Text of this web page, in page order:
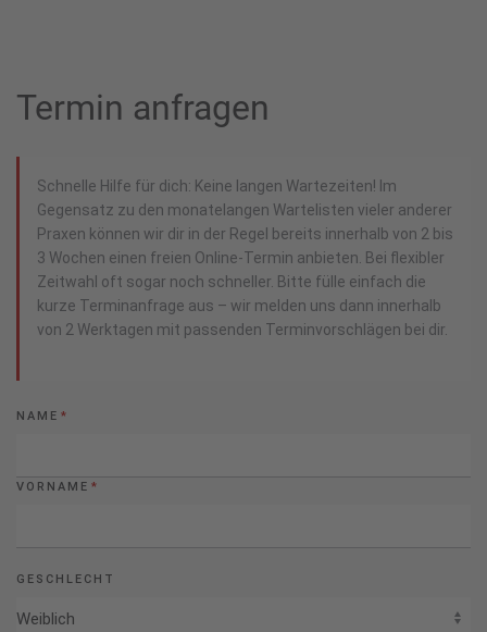
Termin anfragen
Schnelle Hilfe für dich: Keine langen Wartezeiten! Im
Gegensatz zu den monatelangen Wartelisten vieler anderer
Praxen können wir dir in der Regel bereits innerhalb von 2 bis
3 Wochen einen freien Online-Termin anbieten. Bei flexibler
Zeitwahl oft sogar noch schneller. Bitte fülle einfach die
kurze Terminanfrage aus – wir melden uns dann innerhalb
von 2 Werktagen mit passenden Terminvorschlägen bei dir.
NAME *
VORNAME *
GESCHLECHT